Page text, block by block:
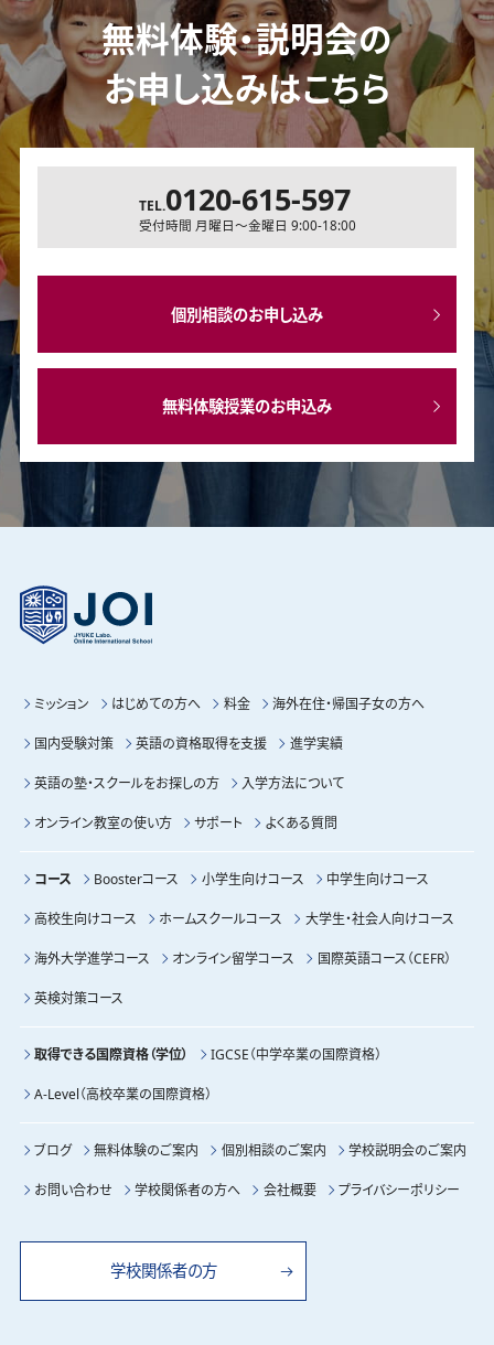
無料体験・説明会の
お申し込みはこちら
TEL.0120-615-597
受付時間 月曜日～金曜日 9:00-18:00
個別相談のお申し込み
無料体験授業のお申込み
ミッション はじめての方へ 料金 海外在住・帰国子女の方へ
国内受験対策 英語の資格取得を支援 進学実績
英語の塾・スクールをお探しの方 入学方法について
オンライン教室の使い方 サポート よくある質問
コース Boosterコース 小学生向けコース 中学生向けコース
高校生向けコース ホームスクールコース 大学生・社会人向けコース
海外大学進学コース オンライン留学コース 国際英語コース（CEFR）
英検対策コース
取得できる国際資格（学位） IGCSE（中学卒業の国際資格）
A-Level（高校卒業の国際資格）
ブログ 無料体験のご案内 個別相談のご案内 学校説明会のご案内
お問い合わせ 学校関係者の方へ 会社概要 プライバシーポリシー
学校関係者の方